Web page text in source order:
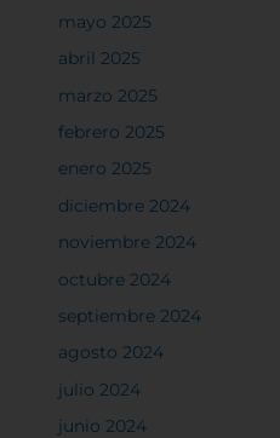
mayo 2025
abril 2025
marzo 2025
febrero 2025
enero 2025
diciembre 2024
noviembre 2024
octubre 2024
septiembre 2024
agosto 2024
julio 2024
junio 2024